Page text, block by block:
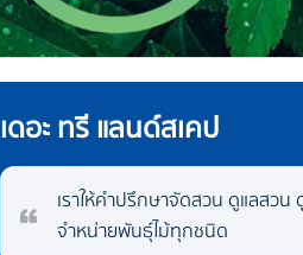
เดอะ ทรี แลนด์สเคป
เราให้คำปรึกษาจัดสวน ดูแลสว
จำหน่ายพันธุ์ไม้ทุกชนิด